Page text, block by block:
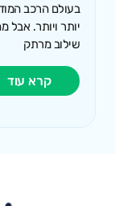
בעולם הרכב
יותר ויותר. אבל
שילוב מרתק
קרא עוד